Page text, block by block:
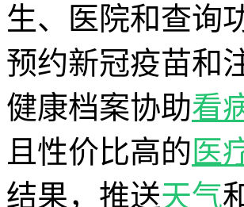
生、医院和查询
预约新冠疫苗和
健康档案协助看
且性价比高的医
结果，推送天气